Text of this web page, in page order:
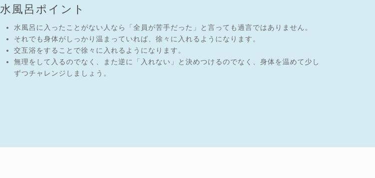
水風呂ポイント
水風呂に入ったことがない人なら「全員が苦手だった」と言っても過言ではありません。
それでも身体がしっかり温まっていれば、徐々に入れるようになります。
交互浴をすることで徐々に入れるようになります。
無理をして入るのでなく、また逆に「入れない」と決めつけるのでなく、身体を温めて少し
ずつチャレンジしましょう。